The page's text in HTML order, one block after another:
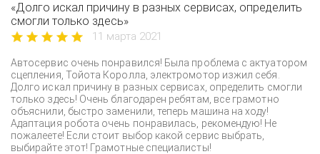
«Долго искал причину в разных сервисах, определить
смогли только здесь»
11 марта 2021
Автосервис очень понравился! Была проблема с актуатором
сцепления, Тойота Королла, электромотор изжил себя.
Долго искал причину в разных сервисах, определить смогли
только здесь! Очень благодарен ребятам, все грамотно
объяснили, быстро заменили, теперь машина на ходу!
Адаптация робота очень понравилась, рекомендую! Не
пожалеете! Если стоит выбор какой сервис выбрать,
выбирайте этот! Грамотные специалисты!